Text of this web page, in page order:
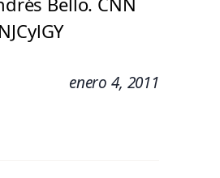
enero 4, 2011